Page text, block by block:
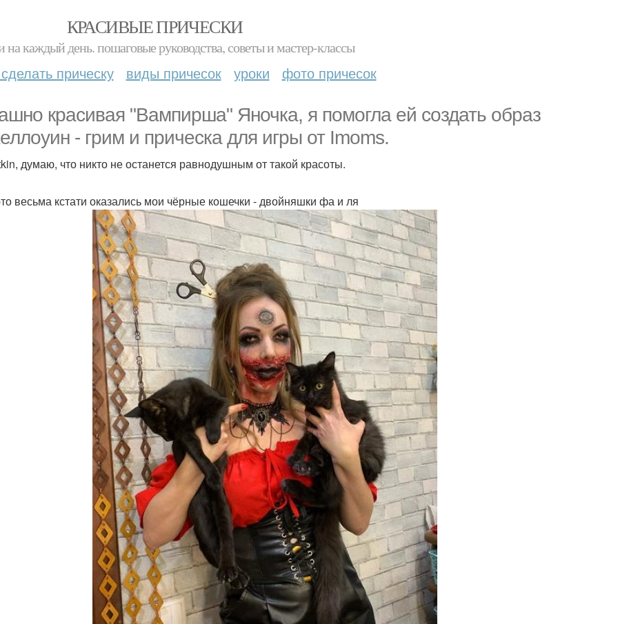
КРАСИВЫЕ ПРИЧЕСКИ
на каждый день. пошаговые руководства, советы и мастер-классы
прическу виды причесок уроки фото причесок
красивая "Вампирша" Яночка, я помогла ей создать образ
- грим и прическа для игры от Imoms.
думаю, что никто не останется равнодушным от такой красоты.
весьма кстати оказались мои чёрные кошечки - двойняшки фа и ля